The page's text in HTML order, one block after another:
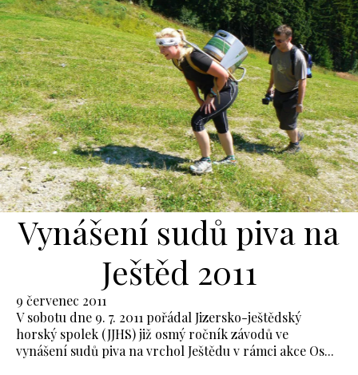
Vynášení sudů piva na
Ještěd 2011
9 červenec 2011
V sobotu dne 9. 7. 2011 pořádal Jizersko-ještědský
horský spolek (JJHS) již osmý ročník závodů ve
vynášení sudů piva na vrchol Ještědu v rámci akce Os...